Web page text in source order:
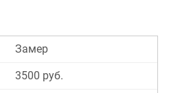
Замер
3500 руб.